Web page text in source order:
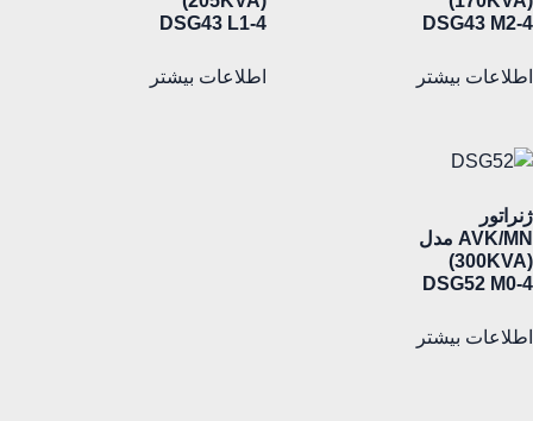
DSG43 M2-4
اطلاعات بیشتر
DSG43 L1-4
اطلاعات بیشتر
ژنراتور
AVK/MN مدل
(300KVA)
DSG52 M0-4
اطلاعات بیشتر